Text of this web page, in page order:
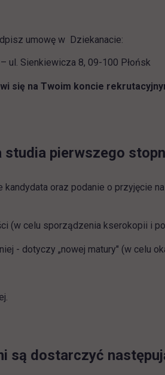
umowę w Dziekanacie:
ul. Sienkiewicza 8, 09-100 Płońsk
się na Twoim koncie
studia pierwszego
kandydata oraz podanie o przyjęcie
(w celu sporządzenia kserokopii i
- dotyczy „nowej matury" (w celu
są dostarczyć